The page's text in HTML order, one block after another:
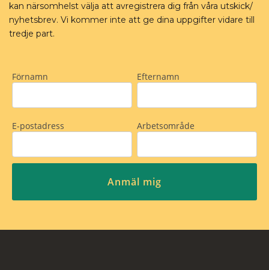
kan närsomhelst välja att avregistrera dig från våra utskick/
nyhetsbrev. Vi kommer inte att ge dina uppgifter vidare till
tredje part.